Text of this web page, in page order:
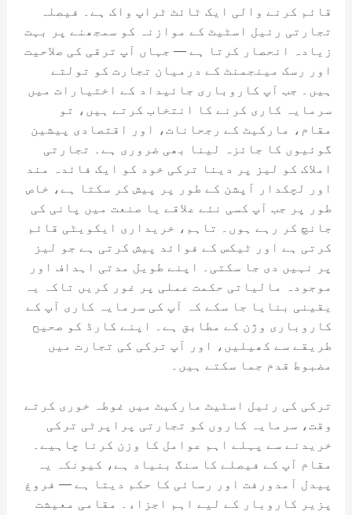
قائم کرنے والی ایک ٹائٹ ٹراپ واک ہے۔ فیصلہ
تجارتی رئیل اسٹیٹ کے موازنہ کو سمجھنے پر بہت
زیادہ انحصار کرتا ہے — جہاں آپ ترقی کی صلاحیت
اور رسک مینجمنٹ کے درمیان تجارت کو تولتے
ہیں۔ جب آپ کاروباری جائیداد کے اختیارات میں
سرمایہ کاری کرنے کا انتخاب کرتے ہیں، تو
مقام، مارکیٹ کے رجحانات، اور اقتصادی پیشین
گوئیوں کا جائزہ لینا بھی ضروری ہے۔ تجارتی
املاک کو لیز پر دینا ترکی خود کو ایک فائدہ مند
اور لچکدار آپشن کے طور پر پیش کر سکتا ہے، خاص
طور پر جب آپ کسی نئے علاقے یا صنعت میں پانی کی
جانچ کر رہے ہوں۔ تاہم، خریداری ایکویٹی قائم
کرتی ہے اور ٹیکس کے فوائد پیش کرتی ہے جو لیز
پر نہیں دی جا سکتی۔ اپنے طویل مدتی اہداف اور
موجودہ مالیاتی حکمت عملی پر غور کریں تاکہ یہ
یقینی بنایا جا سکے کہ آپ کی سرمایہ کاری آپ کے
کاروباری وژن کے مطابق ہے۔ اپنے کارڈ کو صحیح
طریقے سے کھیلیں، اور آپ ترکی کی تجارت میں
مضبوط قدم جما سکتے ہیں۔
ترکی کی رئیل اسٹیٹ مارکیٹ میں غوطہ خوری کرتے
وقت، سرمایہ کاروں کو تجارتی پراپرٹی ترکی
خریدنے سے پہلے اہم عوامل کا وزن کرنا چاہیے۔
مقام آپ کے فیصلے کا سنگ بنیاد ہے، کیونکہ یہ
پیدل آمدورفت اور رسائی کا حکم دیتا ہے — فروغ
پزیر کاروبار کے لیے اہم اجزاء۔ مقامی معیشت